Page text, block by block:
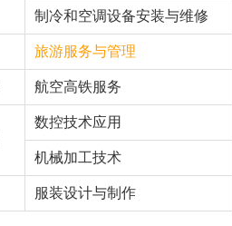
制冷和空调设备安装与维修
旅游服务与管理
航空高铁服务
数控技术应用
机械加工技术
服装设计与制作